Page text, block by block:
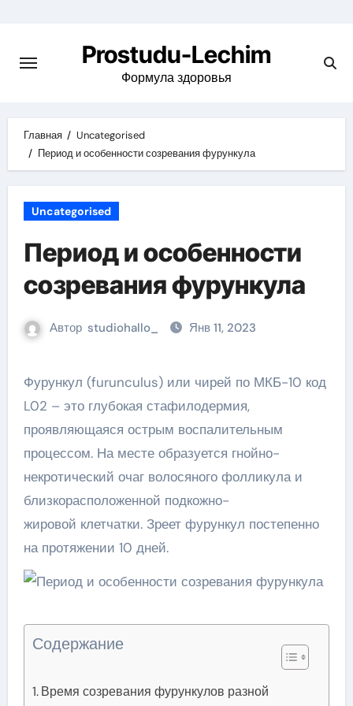
содержимому
Prostudu-Lechim
Формула здоровья
Главная
Uncategorised
Период и особенности созревания фурункула
Uncategorised
Период и особенности
созревания фурункула
Автор studiohallo_ Янв 11, 2023
Фурункул (furunculus) или чирей по МКБ-10 код
L02 – это глубокая стафилодермия,
проявляющаяся острым воспалительным
процессом. На месте образуется гнойно-
некротический очаг волосяного фолликула и
близкорасположенной подкожно-
жировой клетчатки. Зреет фурункул постепенно
на протяжении 10 дней.
Содержание
Время созревания фурункулов разной